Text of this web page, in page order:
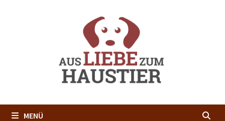
MENÜ